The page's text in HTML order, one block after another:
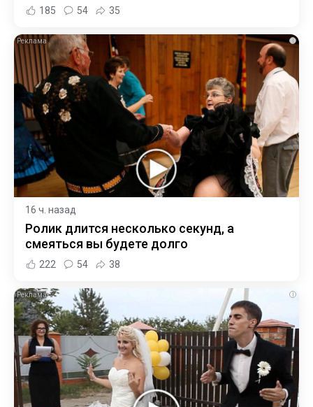
185 54 35
i
16 ч. назад
Ролик длится несколько секунд, а
смеяться вы будете долго
222 54 38
i